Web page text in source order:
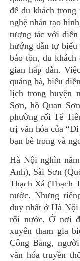
để du khách
nghệ nhân tạo
tương tác với
hướng dẫn tự biểu
bảo tồn, du
gian hấp dẫn.
quảng bá, biểu
lịch trong huyện
Sơn, hồ Quan
phường rối Tế
trị văn hóa của
bạn bè trong và
Hà Nội nghìn
Anh), Sài Sơn
Thạch Xá (Thạch
nước. Nhưng
duy nhất ở Hà
rối nước. Ở nơi
xuyên tham gia
Công Bằng,
văn hóa truyền